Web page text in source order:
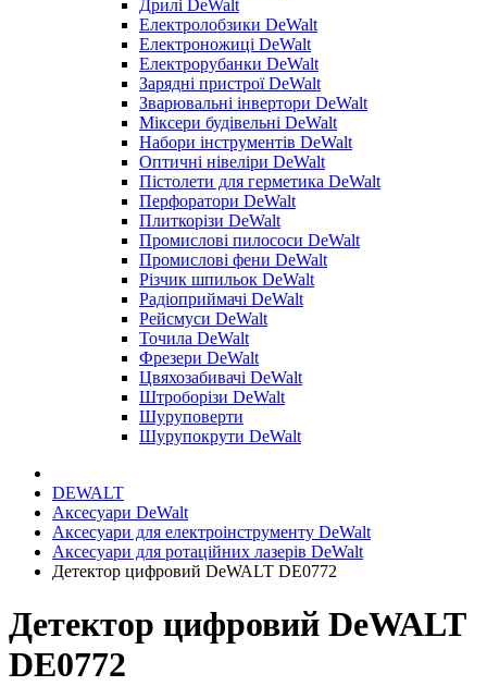
Дрилі DeWalt
Електролобзики DeWalt
Електроножиці DeWalt
Електрорубанки DeWalt
Зарядні пристрої DeWalt
Зварювальні інвертори DeWalt
Міксери будівельні DeWalt
Набори інструментів DeWalt
Оптичні нівеліри DeWalt
Пістолети для герметика DeWalt
Перфоратори DeWalt
Плиткорізи DeWalt
Промислові пилососи DeWalt
Промислові фени DeWalt
Різчик шпильок DeWalt
Радіоприймачі DeWalt
Рейсмуси DeWalt
Точила DeWalt
Фрезери DeWalt
Цвяхозабивачі DeWalt
Штроборізи DeWalt
Шуруповерти
Шурупокрути DeWalt
DEWALT
Аксесуари DeWalt
Аксесуари для електроінструменту DeWalt
Аксесуари для ротаційних лазерів DeWalt
Детектор цифровий DeWALT DE0772
Детектор цифровий DeWALT
DE0772